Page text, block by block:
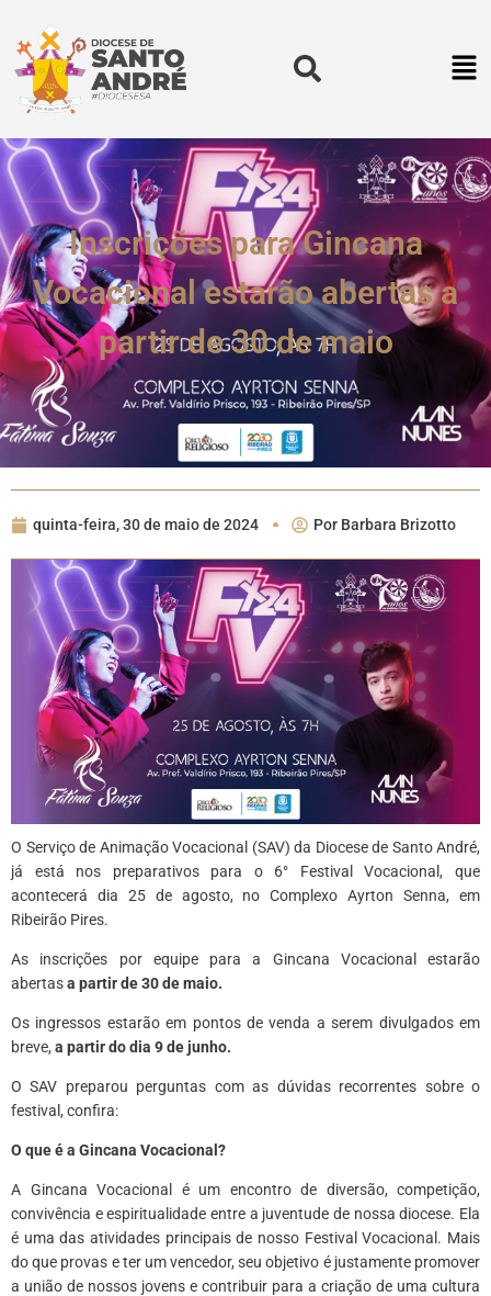
Inscrições para Gincana
Vocacional estarão abertas a
partir de 30 de maio
quinta-feira, 30 de maio de 2024 Por Barbara Brizotto
O Serviço de Animação Vocacional (SAV) da Diocese de Santo André,
já está nos preparativos para o 6° Festival Vocacional, que
acontecerá dia 25 de agosto, no Complexo Ayrton Senna, em
Ribeirão Pires.
As inscrições por equipe para a Gincana Vocacional estarão
abertasa partir de 30 de maio.
Os ingressos estarão em pontos de venda a serem divulgados em
breve, a partir do dia 9 de junho.
O SAV preparou perguntas com as dúvidas recorrentes sobre o
festival, confira:
O que é a Gincana Vocacional?
A Gincana Vocacional é um encontro de diversão, competição,
convivência e espiritualidade entre a juventude de nossa diocese. Ela
é uma das atividades principais de nosso Festival Vocacional. Mais
do que provas e ter um vencedor, seu objetivo é justamente promover
a união de nossos jovens e contribuir para a criação de uma cultura